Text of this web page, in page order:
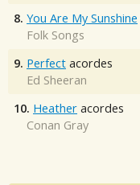
8. You Are My Sunshine
Folk Songs
9. Perfect acordes
Ed Sheeran
10. Heather acordes
Conan Gray